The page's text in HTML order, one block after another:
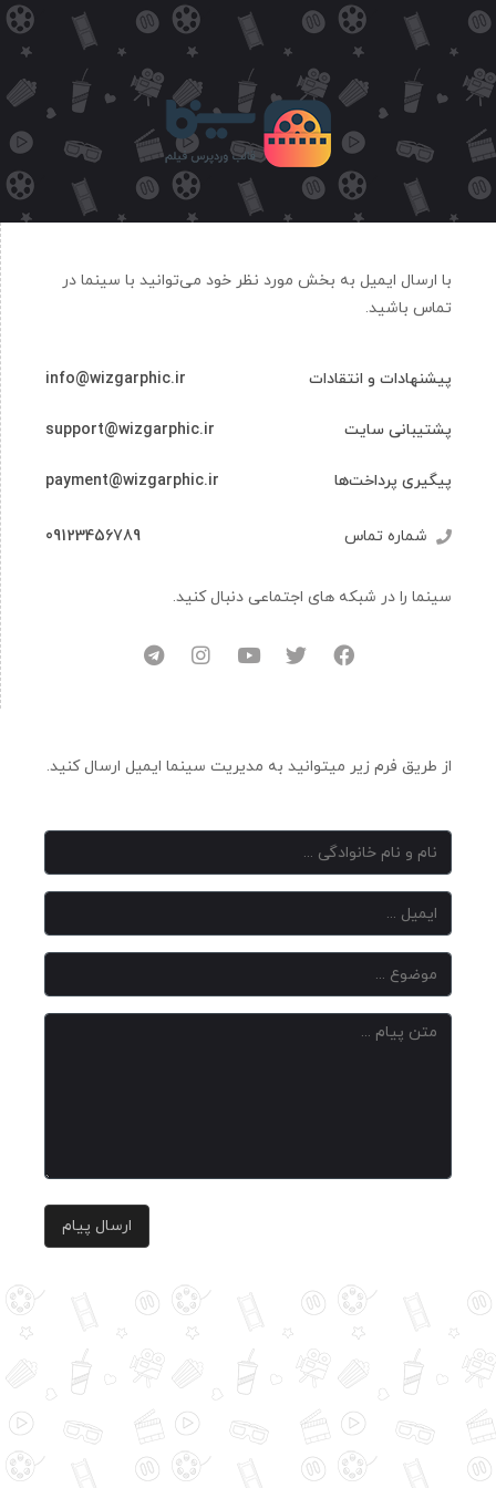
با ارسال ایمیل به بخش مورد نظر خود می‌توانید با سینما در
تماس باشید.
پیشنهادات و انتقادات info@wizgarphic.ir
پشتیبانی سایت support@wizgarphic.ir
پیگیری پرداخت‌ها payment@wizgarphic.ir
شماره تماس 09123456789
سینما را در شبکه های اجتماعی دنبال کنید.
از طریق فرم زیر میتوانید به مدیریت سینما ایمیل ارسال کنید.